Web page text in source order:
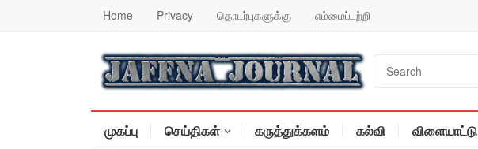
Home Privacy தொடர்புகளுக்கு எம்மைப்பற்றி
முகப்பு செய்திகள் கருத்துக்களம் கல்வி விளையாட்டு